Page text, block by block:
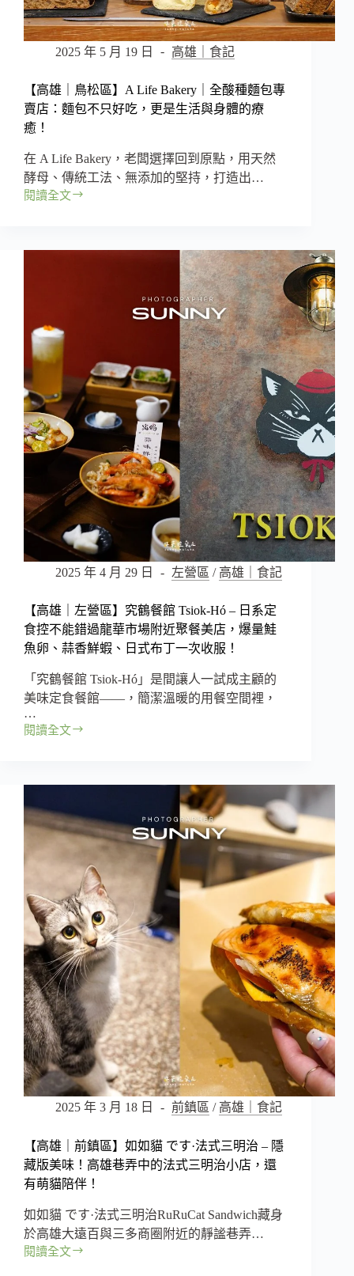
料
理
超
所
值
味
蕾
饗
2025 年 5 月 19 日 高雄｜食記
【高雄｜鳥松區】A Life Bakery｜全酸種麵包專
賣店：麵包不只好吃，更是生活與身體的療
癒！
在 A Life Bakery，老闆選擇回到原點，用天然
酵母、傳統工法、無添加的堅持，打造出…
閱讀全文
【高
鳥
Bakery
｜
全
酸
種
麵
包
專
麵
包
不
好
是
生
活
與
身
體
的
療
2025 年 4 月 29 日 左營區 / 高雄｜食記
【高雄｜左營區】究鶴餐館 Tsiok-Hó – 日系定
食控不能錯過龍華市場附近聚餐美店，爆量鮭
魚卵、蒜香鮮蝦、日式布丁一次收服！
「究鶴餐館 Tsiok-Hó」是間讓人一試成主顧的
美味定食餐館——，簡潔溫暖的用餐空間裡，
…
閱讀全文
【高
左
營
鶴
餐
Tsiok-
Hó
日
系
定
食
控
不
能
錯
過
龍
場
附
近
聚
餐
美
店，
爆
2025 年 3 月 18 日 前鎮區 / 高雄｜食記
【高雄｜前鎮區】如如貓 です·法式三明治 – 隱
藏版美味！高雄巷弄中的法式三明治小店，還
有萌貓陪伴！
如如貓 です·法式三明治RuRuCat Sandwich藏身
於高雄大遠百與三多商圈附近的靜謐巷弄…
閱讀全文
【高